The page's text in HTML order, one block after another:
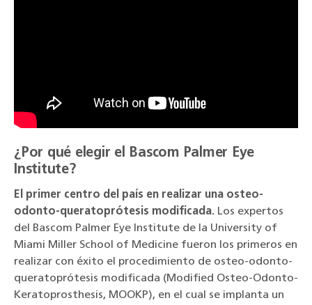
¿Por qué elegir el Bascom Palmer Eye
Institute?
El primer centro del país en realizar una osteo-
odonto-queratoprótesis modificada. Los expertos
del Bascom Palmer Eye Institute de la University of
Miami Miller School of Medicine fueron los primeros en
realizar con éxito el procedimiento de osteo-odonto-
queratoprótesis modificada (Modified Osteo-Odonto-
Keratoprosthesis, MOOKP), en el cual se implanta un